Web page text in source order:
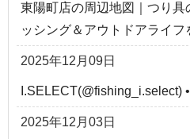
東陽町店の周辺地図｜つり具
ッシング＆アウトドアライフ
2025年12月09日
I.SELECT(@fishing_i.select)
2025年12月03日